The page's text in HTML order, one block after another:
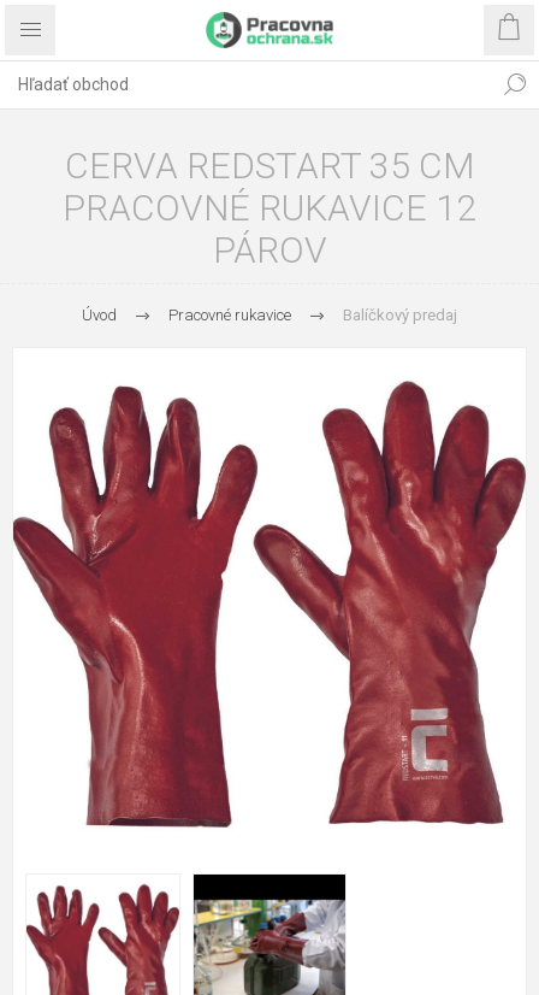
CERVA REDSTART 35 CM
PRACOVNÉ RUKAVICE 12
PÁROV
Úvod Pracovné rukavice Balíčkový predaj